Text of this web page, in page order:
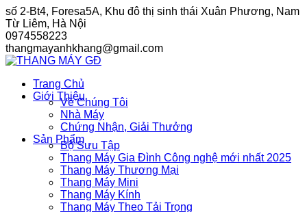
Skip
to
content
số 2-Bt4, Foresa5A, Khu đô thị sinh thái Xuân Phương, Nam
Từ Liêm, Hà Nội
0974558223
thangmayanhkhang@gmail.com
Trang Chủ
Giới Thiệu
Về Chúng Tôi
Nhà Máy
Chứng Nhận, Giải Thưởng
Sản Phẩm
Bộ Sưu Tập
Thang Máy Gia Đình Công nghệ mới nhất 2025
Thang Máy Thương Mại
Thang Máy Mini
Thang Máy Kính
Thang Máy Theo Tải Trọng